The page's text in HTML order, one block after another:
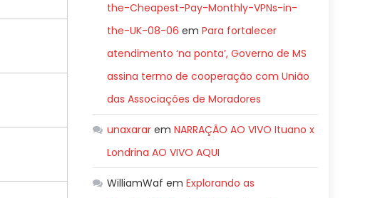
the-Cheapest-Pay-Monthly-VPNs-in-
the-UK-08-06 emPara fortalecer
atendimento ‘na ponta’, Governo de MS
assina termo de cooperação com União
das Associações de Moradores
unaxarar emNARRAÇÃO AO VIVO Ituano x
Londrina AO VIVO AQUI
WilliamWaf emExplorando as